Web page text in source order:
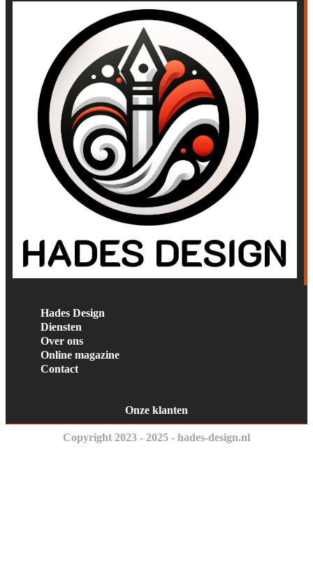
Hades Design
Diensten
Over ons
Online magazine
Contact
Onze klanten
Copyright 2023 - 2025 - hades-design.nl